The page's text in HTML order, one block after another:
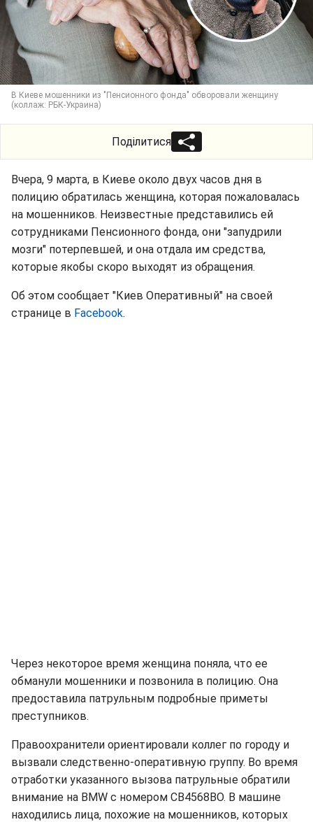
В Киеве мошенники из "Пенсионного фонда" обворовали женщину
(коллаж: РБК-Украина)
Поділитися
Вчера, 9 марта, в Киеве около двух часов дня в
полицию обратилась женщина, которая пожаловалась
на мошенников. Неизвестные представились ей
сотрудниками Пенсионного фонда, они "запудрили
мозги" потерпевшей, и она отдала им средства,
которые якобы скоро выходят из обращения.
Об этом сообщает "Киев Оперативный" на своей
странице в Facebook.
Через некоторое время женщина поняла, что ее
обманули мошенники и позвонила в полицию. Она
предоставила патрульным подробные приметы
преступников.
Правоохранители ориентировали коллег по городу и
вызвали следственно-оперативную группу. Во время
отработки указанного вызова патрульные обратили
внимание на BMW с номером CB4568BO. В машине
находились лица, похожие на мошенников, которых